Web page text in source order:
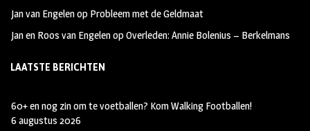
Jan van Engelenop Probleem met de Geldmaat
Jan en Roos van EngelenopOverleden: Annie Bolenius – Berkelmans
LAATSTE BERICHTEN
60+ en nog zin om te voetballen? Kom Walking Footballen!
6 augustus 2026